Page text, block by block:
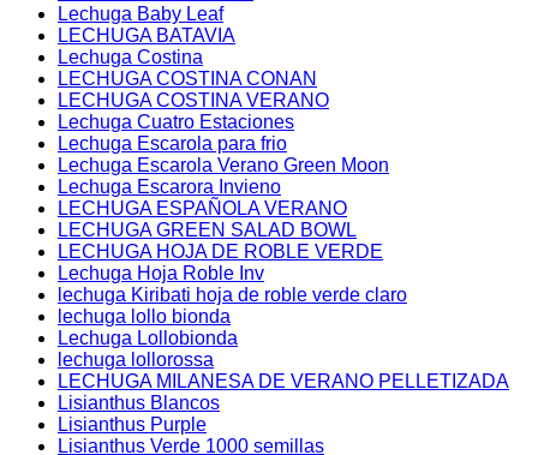
Lechuga Baby Leaf
LECHUGA BATAVIA
Lechuga Costina
LECHUGA COSTINA CONAN
LECHUGA COSTINA VERANO
Lechuga Cuatro Estaciones
Lechuga Escarola para frio
Lechuga Escarola Verano Green Moon
Lechuga Escarora Invieno
LECHUGA ESPAÑOLA VERANO
LECHUGA GREEN SALAD BOWL
LECHUGA HOJA DE ROBLE VERDE
Lechuga Hoja Roble Inv
lechuga Kiribati hoja de roble verde claro
lechuga lollo bionda
Lechuga Lollobionda
lechuga lollorossa
LECHUGA MILANESA DE VERANO PELLETIZADA
Lisianthus Blancos
Lisianthus Purple
Lisianthus Verde 1000 semillas